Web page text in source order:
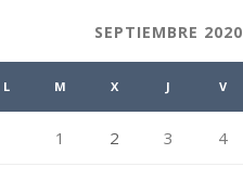
SEPTIEMBRE 2020
L M X J V
1 2 3 4